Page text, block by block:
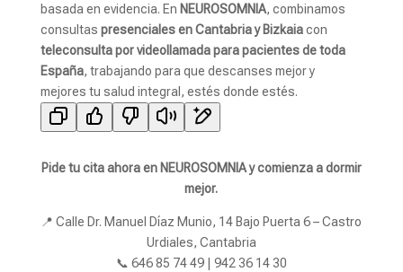
basada en evidencia. En NEUROSOMNIA, combinamos
consultas presenciales en Cantabria y Bizkaiacon
teleconsulta por videollamada para pacientes de toda
España, trabajando para que descanses mejor y
mejores tu salud integral, estés donde estés.
Pide tu cita ahora en NEUROSOMNIA y comienza a dormir
mejor.
📍 Calle Dr. Manuel Díaz Munio, 14 Bajo Puerta 6 – Castro
Urdiales, Cantabria
📞 646 85 74 49 | 942 36 14 30